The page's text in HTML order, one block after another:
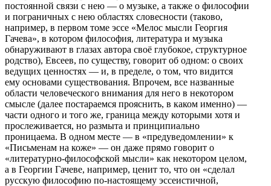
постоянной связи с нею — о музыке, а также о философии
и пограничных с нею областях словесности (таково,
например, в первом томе эссе «Мелос мысли Георгия
Гачева», в котором философия, литература и музыка
обнаруживают в глазах автора своё глубокое, структурное
родство), Евсеев, по существу, говорит об одном: о своих
ведущих ценностях — и, в пределе, о том, что видится
ему основами существования. Впрочем, все названные
области человеческого внимания для него в некотором
смысле (далее постараемся прояснить, в каком именно) —
части одного и того же, граница между которыми хотя и
прослеживается, но размыта и принципиально
проницаема. В одном месте — в «предуведомлении» к
«Письменам на коже» — он даже прямо говорит о
«литературно-философской мысли» как некотором целом,
а в Георгии Гачеве, например, ценит то, что он «сделал
русскую философию по-настоящему эссеистичной,